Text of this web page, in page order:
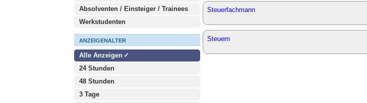
Absolventen / Einsteiger / Trainees
Werkstudenten
ANZEIGENALTER
Alle Anzeigen
24 Stunden
48 Stunden
3 Tage
Steuerfachmann
Steuern